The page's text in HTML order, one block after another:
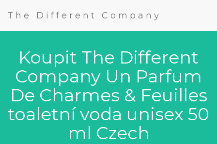
The Different Company
Koupit The Different
Company Un Parfum
De Charmes & Feuilles
toaletní voda unisex 50
ml Czech